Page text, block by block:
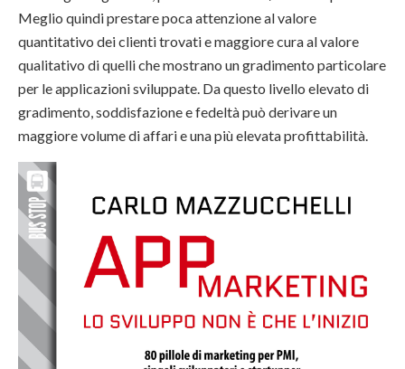
Meglio quindi prestare poca attenzione al valore
quantitativo dei clienti trovati e maggiore cura al valore
qualitativo di quelli che mostrano un gradimento particolare
per le applicazioni sviluppate. Da questo livello elevato di
gradimento, soddisfazione e fedeltà può derivare un
maggiore volume di affari e una più elevata profittabilità.